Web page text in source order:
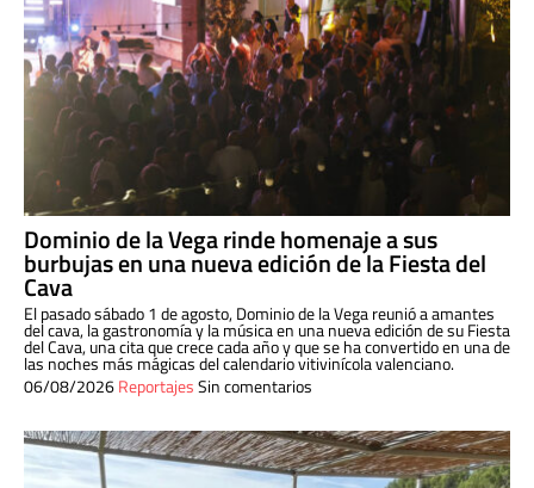
Dominio de la Vega rinde homenaje a sus
burbujas en una nueva edición de la Fiesta del
Cava
El pasado sábado 1 de agosto, Dominio de la Vega reunió a amantes
del cava, la gastronomía y la música en una nueva edición de su Fiesta
del Cava, una cita que crece cada año y que se ha convertido en una de
las noches más mágicas del calendario vitivinícola valenciano.
06/08/2026ReportajesSin comentarios